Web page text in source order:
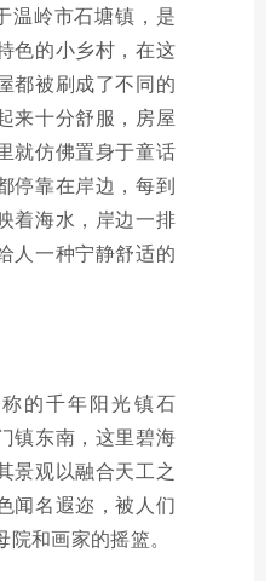
温岭市石塘镇，是
色的小乡村，在这
都被刷成了不同的
来十分舒服，房屋
就仿佛置身于童话
停靠在岸边，每到
着海水，岸边一排
人一种宁静舒适的
的千年阳光镇石
镇东南，这里碧海
景观以融合天工之
闻名遐迩，被人们
和画家的摇篮。